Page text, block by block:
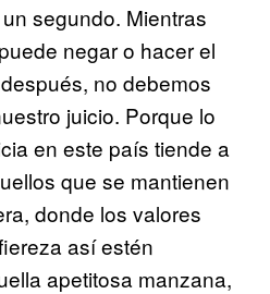
segundo. Mientras
negar o hacer el
no debemos
juicio. Porque lo
en este país tiende a
que se mantienen
donde los valores
así estén
apetitosa manzana,